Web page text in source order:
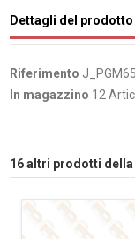
Dettagli del prodotto
Riferimento J_PGM65
In magazzino 12
16 altri prodotti